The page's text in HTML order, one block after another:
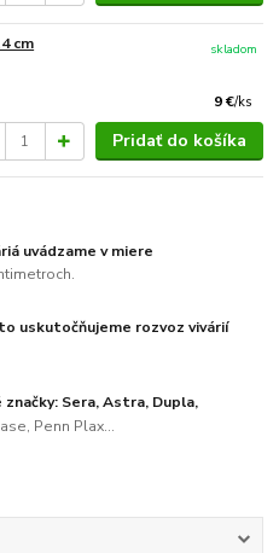
cm
9 €/ks
skladom
Pridať do košíka
uvádzame v miere
uskutočňujeme rozvoz vivárií
Sera, Astra, Dupla,
Penn Plax...